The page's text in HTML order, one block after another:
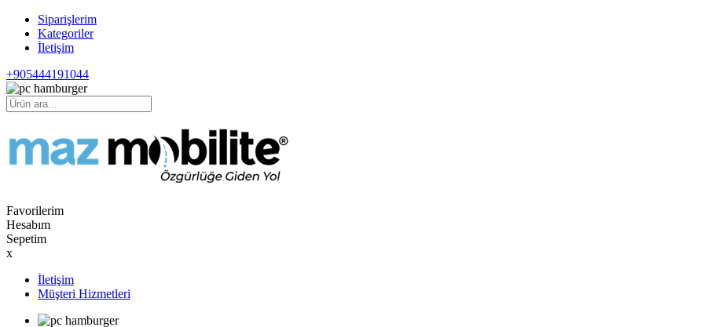
Siparişlerim
Kategoriler
İletişim
+905444191044
Favorilerim
Hesabım
Sepetim
x
İletişim
Müşteri Hizmetleri